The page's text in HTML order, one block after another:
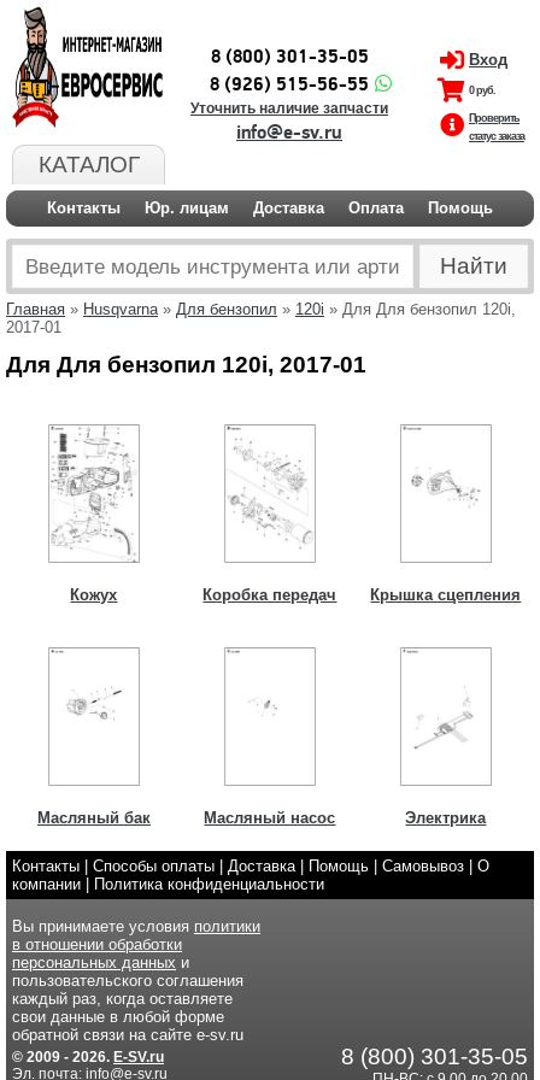
КАТАЛОГ
8 (800) 301-35-05
8 (926) 515-56-55
Уточнить наличие запчасти
info@e-sv.ru
Вход
0 руб.
Проверить
статус заказа
Контакты Юр. лицам Доставка Оплата Помощь
Главная » Husqvarna» Для бензопил » 120i » Для Для бензопил 120i,
2017-01
Для Для бензопил 120i, 2017-01
Кожух Коробка передач Крышка сцепления
Масляный бак Масляный насос Электрика
Контакты Способы оплаты Доставка| Помощь Самовывоз
О
компании
Политика конфиденциальности
Вы принимаете условия политики
в отношении обработки
персональных данных и
пользовательского соглашения
каждый раз, когда оставляете
свои данные в любой форме
обратной связи на сайте e-sv.ru
© 2009 - 2026. E-SV.ru
Эл. почта: info@e-sv.ru
8 (800) 301-35-05